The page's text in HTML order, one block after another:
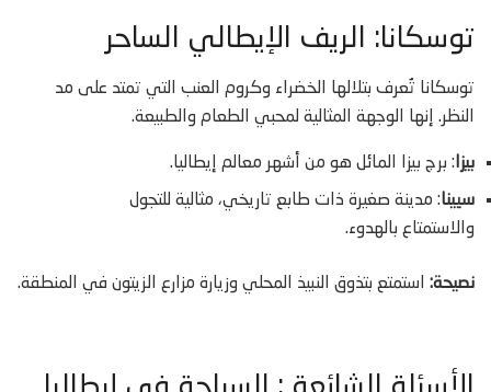
توسكانا: الريف الإيطالي الساحر
توسكانا تُعرف بتلالها الخضراء وكروم العنب التي تمتد على مد
النظر. إنها الوجهة المثالية لمحبي الطعام والطبيعة.
بيزا : برج بيزا المائل هو من أشهر معالم إيطاليا.
سيينا: مدينة صغيرة ذات طابع تاريخي، مثالية للتجول
والاستمتاع بالهدوء.
نصيحة: استمتع بتذوق النبيذ المحلي وزيارة مزارع الزيتون في المنطقة.